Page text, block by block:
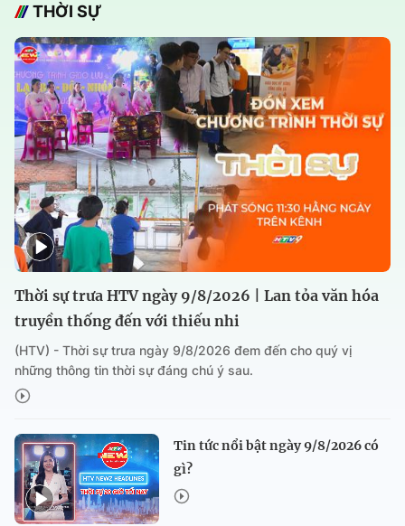
THỜI SỰ
Thời sự trưa HTV ngày 9/8/2026 | Lan tỏa văn hóa
truyền thống đến với thiếu nhi
(HTV) - Thời sự trưa ngày 9/8/2026 đem đến cho quý vị
những thông tin thời sự đáng chú ý sau.
Tin tức nổi bật ngày 9/8/2026 có
gì?